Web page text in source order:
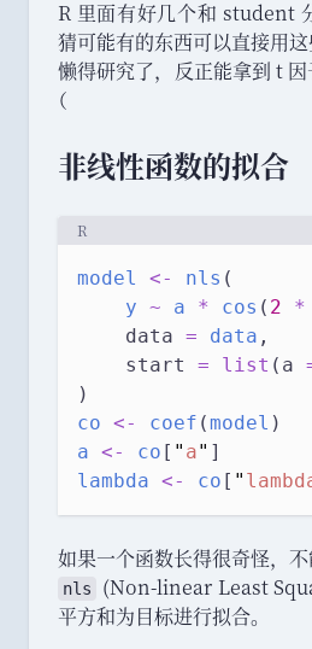
R 里面有好几个和 student
猜可能有的东西可以直接用
懒得研究了，
反正能拿到 t
（
非线性函数的拟合
R
model <- nls (
y ~ a * cos ( 2 *
    data
= data ,
    start
= list (a
)
co <- coef (model )
a <- co [ " a" ]
lambda <- co [ "
如果一个函数长得很奇怪，
nls
(Non-linear Least
平方和为目标进行拟合。